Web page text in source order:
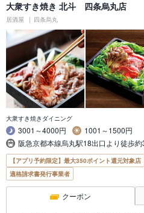
大衆すき焼き 北斗 四条烏丸店
居酒屋 四条烏丸
大衆すき焼きダイニング
3001～4000円
1001～1500円
阪急京都本線烏丸駅18出口より徒歩
【アプリ予約限定】最大350ポイント還元対象店
適格請求書発行事業者
クーポン